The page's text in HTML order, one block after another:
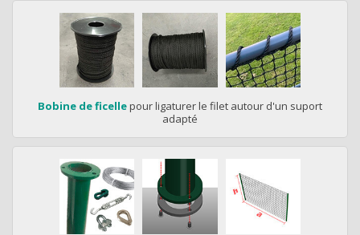
Bobine de ficellepour ligaturer le filet autour d'un suport
adapté